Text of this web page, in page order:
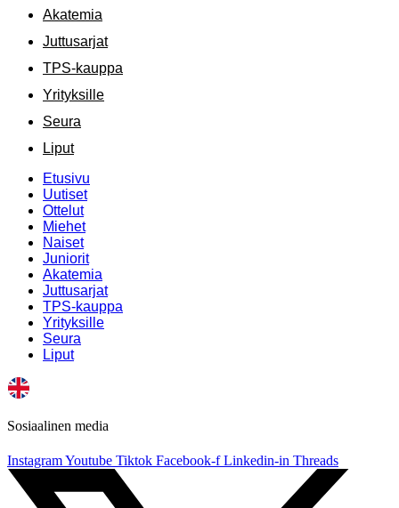
Akatemia
Juttusarjat
TPS-kauppa
Yrityksille
Seura
Liput
Etusivu
Uutiset
Ottelut
Miehet
Naiset
Juniorit
Akatemia
Juttusarjat
TPS-kauppa
Yrityksille
Seura
Liput
Sosiaalinen media
InstagramYoutube Tiktok Facebook-f Linkedin-in Threads